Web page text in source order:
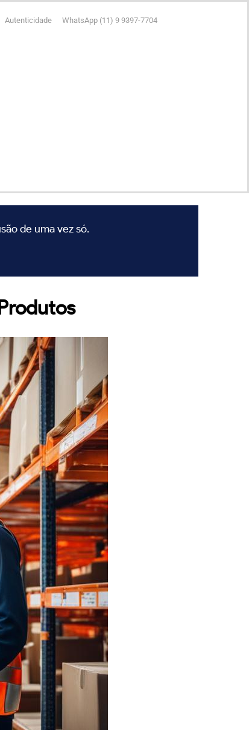
Autenticidade WhatsApp (11) 9 9397-7704
de uma vez só.